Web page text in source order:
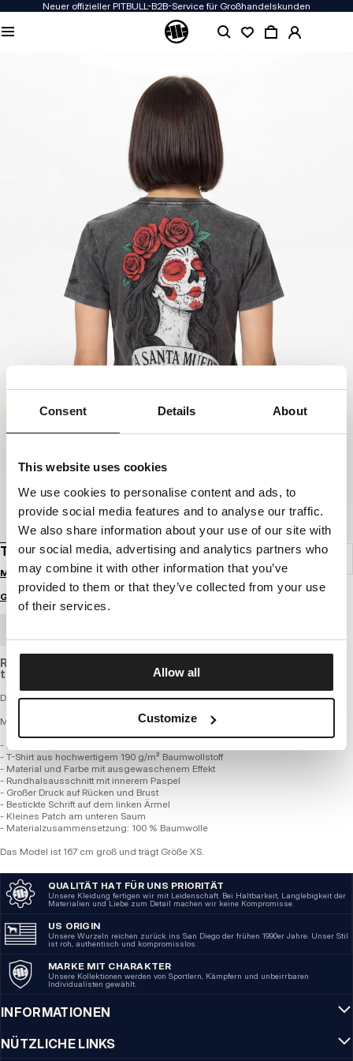
Consent Details About
This website uses cookies
We use cookies to personalise content and ads, to
provide social media features and to analyse our traffic.
We also share information about your use of our site with
our social media, advertising and analytics partners who
may combine it with other information that you’ve
provided to them or that they’ve collected from your use
of their services.
Allow all
Customize
Neuer offizieller PITBULL-B2B-Service für Großhandelskunden
T-SHIRT WASHED SANTA MUERTE
Melde dich an, um Preise zu sehen
Größenratgeber
Regular fit T-shirt made of stretch cotton of standard
thickness.
Damen-T-Shirt Washed - SANTA MUERTE
MIDDLE WEIGHT SERIE 190 GSM DENIM WASHED
- Reguläre, bequeme Passform
- T-Shirt aus hochwertigem 190 g/m² Baumwollstoff
- Material und Farbe mit ausgewaschenem Effekt
- Rundhalsausschnitt mit innerem Paspel
- Großer Druck auf Rücken und Brust
- Bestickte Schrift auf dem linken Ärmel
- Kleines Patch am unteren Saum
- Materialzusammensetzung: 100 % Baumwolle
Das Model ist 167 cm groß und trägt Größe XS.
QUALITÄT HAT FÜR UNS PRIORITÄT
Unsere Kleidung fertigen wir mit Leidenschaft. Bei Haltbarkeit, Langlebigkeit der
Materialien und Liebe zum Detail machen wir keine Kompromisse.
US ORIGIN
Unsere Wurzeln reichen zurück ins San Diego der frühen 1990er Jahre. Unser Stil
ist roh, authentisch und kompromisslos.
MARKE MIT CHARAKTER
Unsere Kollektionen werden von Sportlern, Kämpfern und unbeirrbaren
Individualisten gewählt.
INFORMATIONEN
NÜTZLICHE LINKS